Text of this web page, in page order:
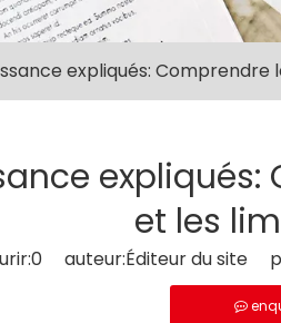
expliqués:
et les
0 auteur:Éditeur du site